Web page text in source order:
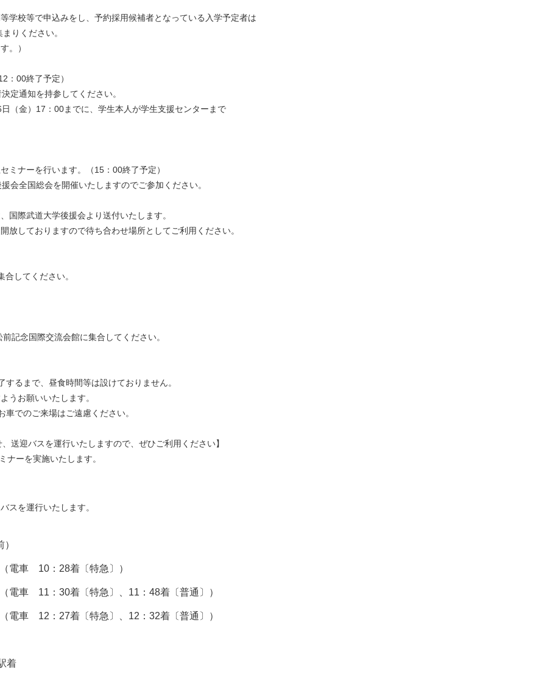
等で申込みをし、予約採用候補者となっている入学予定者は
りください。
。）
00終了予定）
通知を持参してください。
）17：00までに、学生本人が学生支援センターまで
ナーを行います。（15：00終了予定）
国総会を開催いたしますのでご参加ください。
武道大学後援会より送付いたします。
ておりますので待ち合わせ場所としてご利用ください。
合してください。
前記念国際交流会館に集合してください。
るまで、昼食時間等は設けておりません。
お願いいたします。
でのご来場はご遠慮ください。
迎バスを運行いたしますので、ぜひご利用ください】
ーを実施いたします。
を運行いたします。
（電車 10：28着〔特急〕）
（電車 11：30着〔特急〕、11：48着〔普通〕）
（電車 12：27着〔特急〕、12：32着〔普通〕）
着